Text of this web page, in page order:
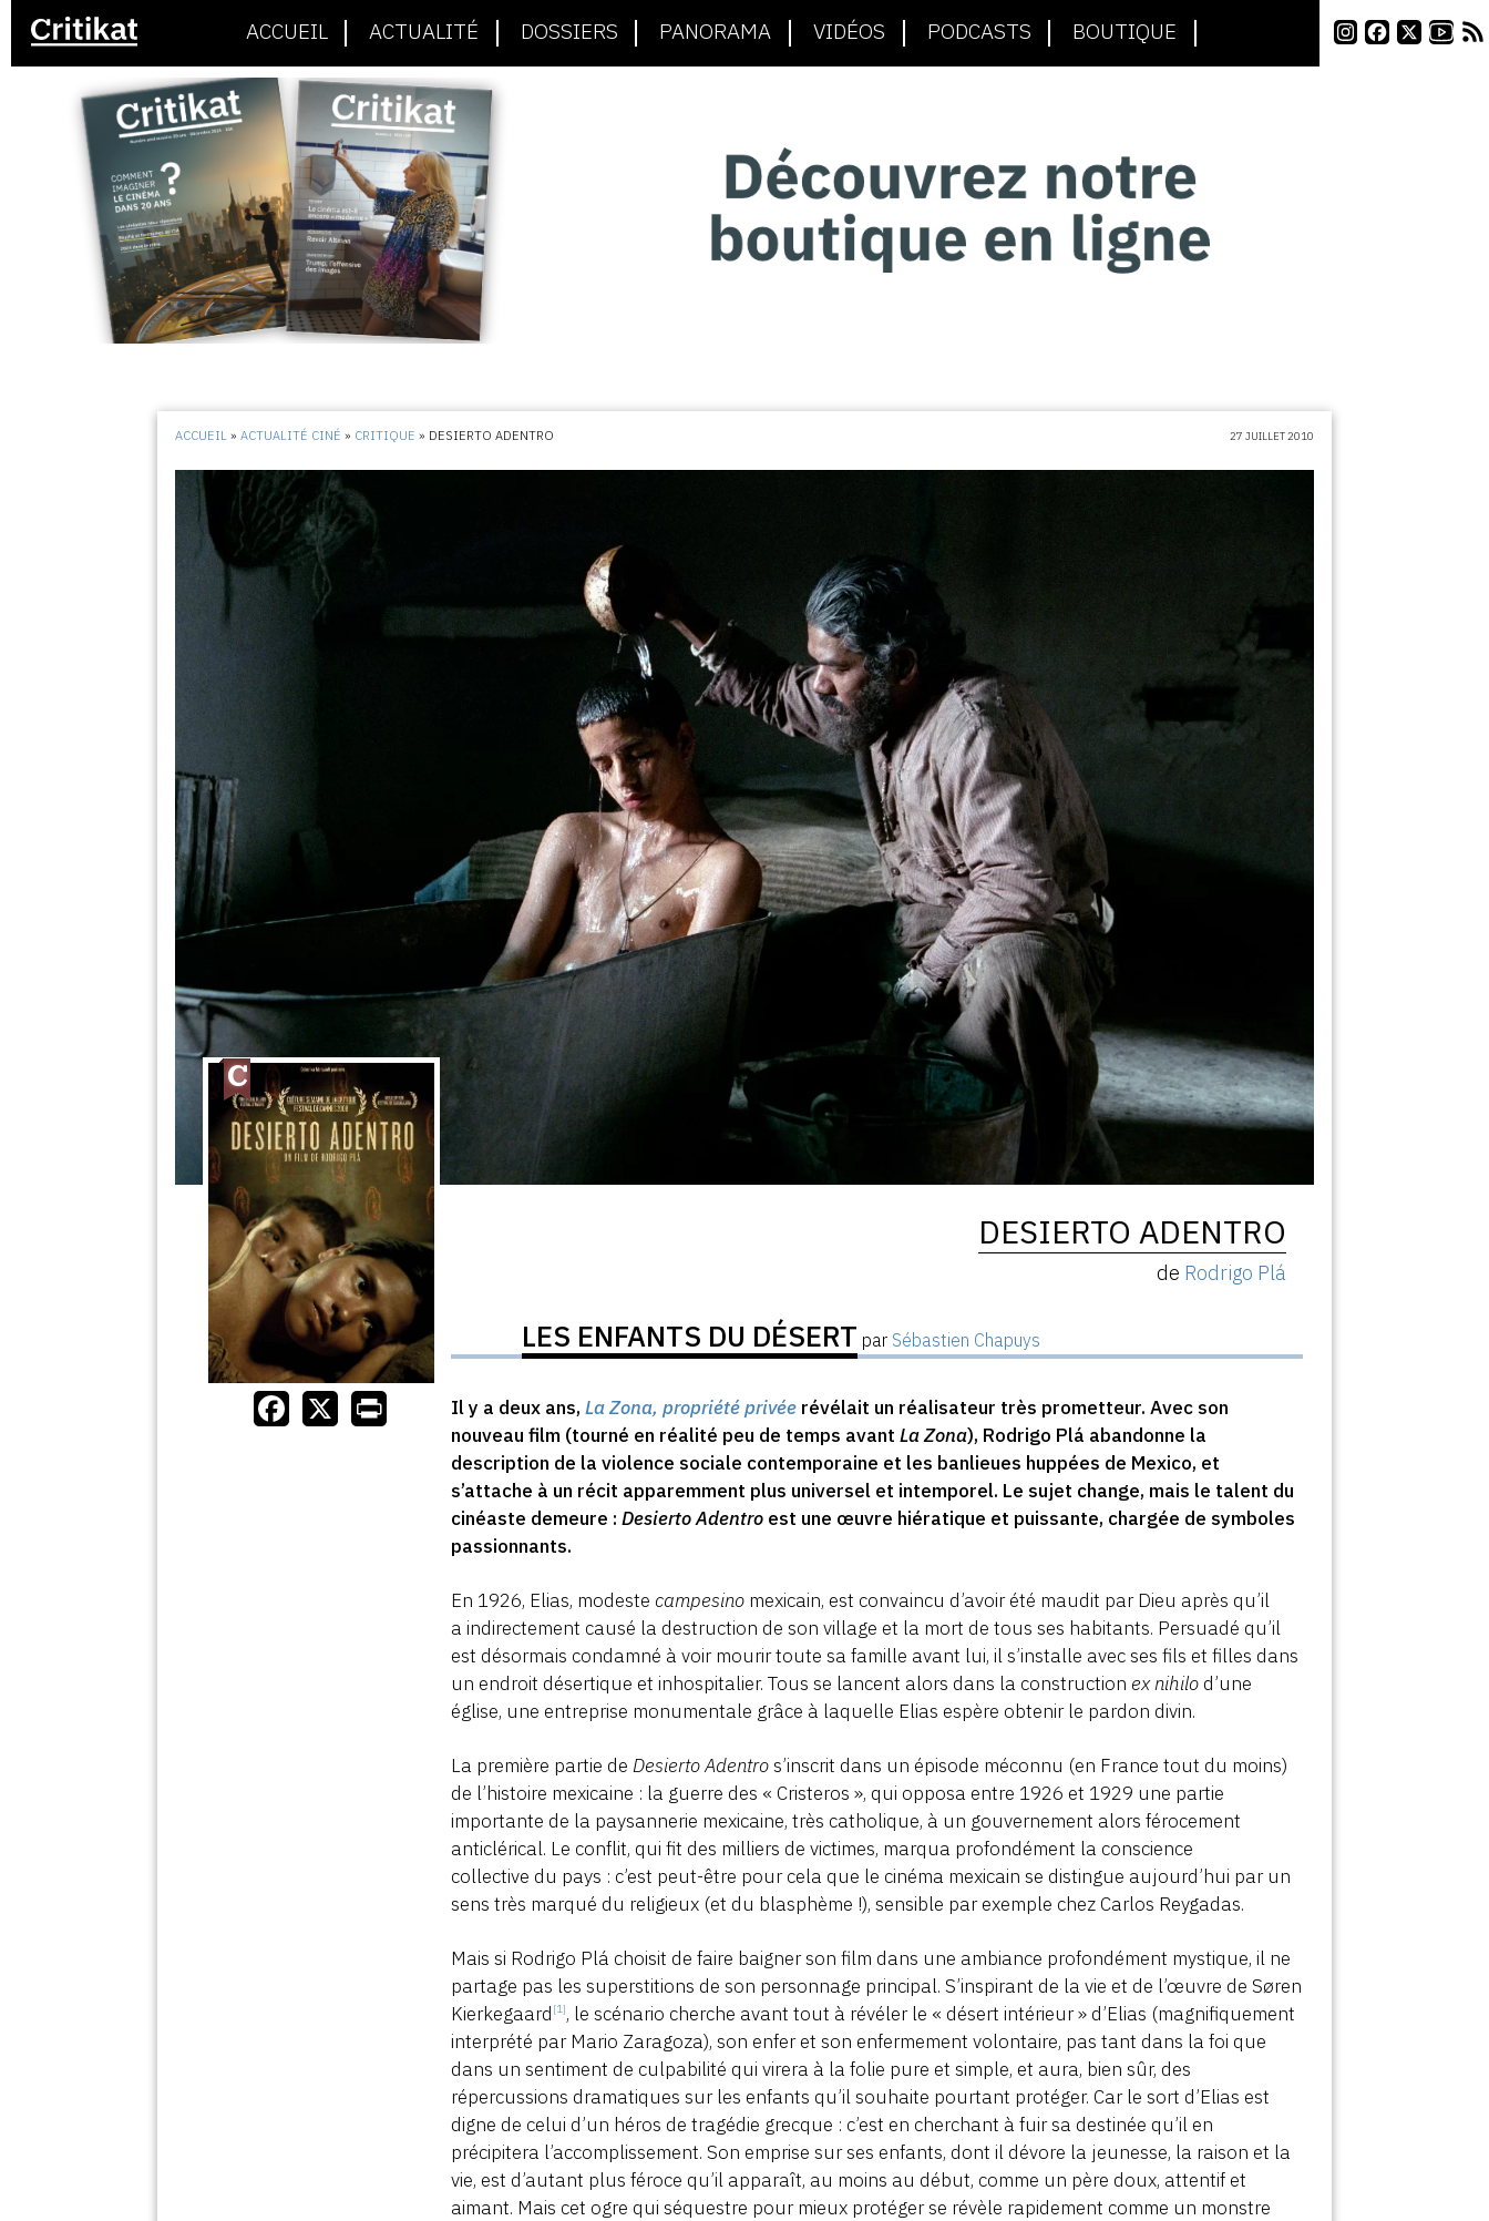
ACCUEIL ACTUALITÉ DOSSIERS PANORAMA VIDÉOS PODCASTS BOUTIQUE
ACCUEIL »ACTUALITÉ CINÉ » CRITIQUE » DESIERTO ADENTRO 27 JUILLET 2010
DESIERTO ADENTRO
de Rodrigo Plá
LES ENFANTS DU DÉSERT par Sébastien Chapuys
Il y a deux ans,La Zona, propriété privée révélait un réalisateur très prometteur. Avec son
nouveau film (tourné en réalité peu de temps avantLa Zona), Rodrigo Plá abandonne la
description de la violence sociale contemporaine et les banlieues huppées de Mexico, et
s’attache à un récit apparemment plus universel et intemporel. Le sujet change, mais le talent du
cinéaste demeure :Desierto Adentro est une œuvre hiératique et puissante, chargée de symboles
passionnants.
En 1926, Elias, modeste campesino mexicain, est convaincu d’avoir été maudit par Dieu après qu’il
a indirectement causé la destruction de son village et la mort de tous ses habitants. Persuadé qu’il
est désormais condamné à voir mourir toute sa famille avant lui, il s’installe avec ses fils et filles dans
un endroit désertique et inhospitalier. Tous se lancent alors dans la construction ex nihilo d’une
église, une entreprise monumentale grâce à laquelle Elias espère obtenir le pardon divin.
La première partie deDesierto Adentros’inscrit dans un épisode méconnu (en France tout du moins)
de l’histoire mexicaine : la guerre des « Cristeros », qui opposa entre 1926 et 1929 une partie
importante de la paysannerie mexicaine, très catholique, à un gouvernement alors férocement
anticlérical. Le conflit, qui fit des milliers de victimes, marqua profondément la conscience
collective du pays : c’est peut-être pour cela que le cinéma mexicain se distingue aujourd’hui par un
sens très marqué du religieux (et du blasphème !), sensible par exemple chez Carlos Reygadas.
Mais si Rodrigo Plá choisit de faire baigner son film dans une ambiance profondément mystique, il ne
partage pas les superstitions de son personnage principal. S’inspirant de la vie et de l’œuvre de Søren
Kierkegaard [1], le scénario cherche avant tout à révéler le « désert intérieur » d’Elias (magnifiquement
interprété par Mario Zaragoza), son enfer et son enfermement volontaire, pas tant dans la foi que
dans un sentiment de culpabilité qui virera à la folie pure et simple, et aura, bien sûr, des
répercussions dramatiques sur les enfants qu’il souhaite pourtant protéger. Car le sort d’Elias est
digne de celui d’un héros de tragédie grecque : c’est en cherchant à fuir sa destinée qu’il en
précipitera l’accomplissement. Son emprise sur ses enfants, dont il dévore la jeunesse, la raison et la
vie, est d’autant plus féroce qu’il apparaît, au moins au début, comme un père doux, attentif et
aimant. Mais cet ogre qui séquestre pour mieux protéger se révèle rapidement comme un monstre